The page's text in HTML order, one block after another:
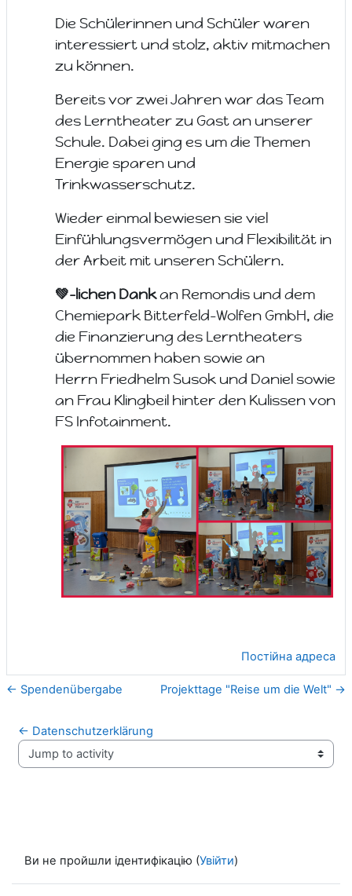
Die Schülerinnen und Schüler waren
interessiert und stolz, aktiv mitmachen
zu können.
Bereits vor zwei Jahren war das Team
des Lerntheater zu Gast an unserer
Schule. Dabei ging es um die Themen
Energie sparen und
Trinkwasserschutz.
Wieder einmal bewiesen sie viel
Einfühlungsvermögen und Flexibilität in
der Arbeit mit unseren Schülern.
💚-lichen Dankan Remondis und dem
Chemiepark Bitterfeld-Wolfen GmbH, die
die Finanzierung des Lerntheaters
übernommen haben sowie an
Herrn Friedhelm Susok und Daniel sowie
an Frau Klingbeil hinter den Kulissen von
FS Infotainment.
Постійна адреса
← Spendenübergabe Projekttage "Reise um die Welt" →
← Datenschutzerklärung
Jump to activity
Ви не пройшли ідентифікацію (Увійти)